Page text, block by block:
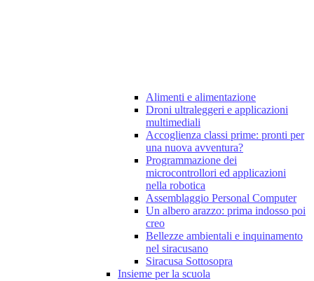
Alimenti e alimentazione
Droni ultraleggeri e applicazioni
multimediali
Accoglienza classi prime: pronti per
una nuova avventura?
Programmazione dei
microcontrollori ed applicazioni
nella robotica
Assemblaggio Personal Computer
Un albero arazzo: prima indosso poi
creo
Bellezze ambientali e inquinamento
nel siracusano
Siracusa Sottosopra
Insieme per la scuola